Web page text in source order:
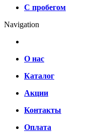
С пробегом
Navigation
О нас
Каталог
Акции
Контакты
Оплата